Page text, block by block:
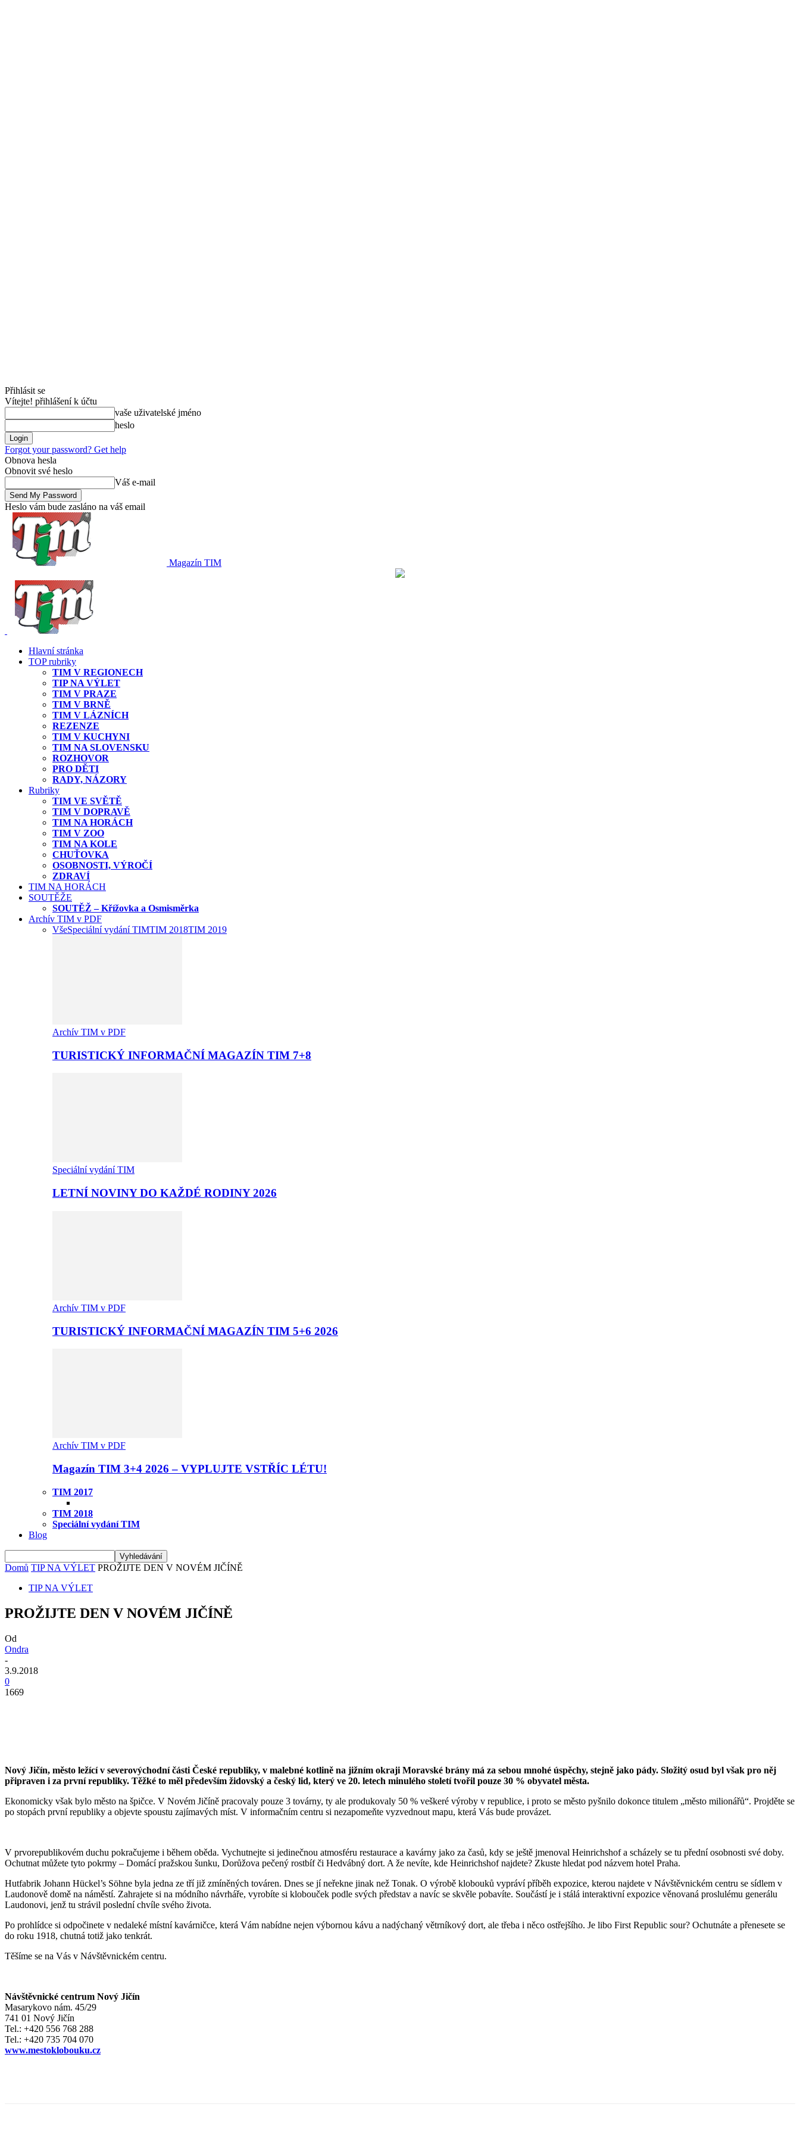
Přihlásit se
Vítejte! přihlášení k účtu
vaše uživatelské jméno
heslo
Forgot your password? Get help
Obnova hesla
Obnovit své heslo
Váš e-mail
Heslo vám bude zasláno na váš email
Magazín TIM
Hlavní stránka
TOP rubriky
TIM V REGIONECH
TIP NA VÝLET
TIM V PRAZE
TIM V BRNĚ
TIM V LÁZNÍCH
REZENZE
TIM V KUCHYNI
TIM NA SLOVENSKU
ROZHOVOR
PRO DĚTI
RADY, NÁZORY
Rubriky
TIM VE SVĚTĚ
TIM V DOPRAVĚ
TIM NA HORÁCH
TIM V ZOO
TIM NA KOLE
CHUŤOVKA
OSOBNOSTI, VÝROČÍ
ZDRAVÍ
TIM NA HORÁCH
SOUTĚŽE
SOUTĚŽ – Křížovka a Osmisměrka
Archív TIM v PDF
VšeSpeciální vydání TIMTIM 2018TIM 2019
Archív TIM v PDF
TURISTICKÝ INFORMAČNÍ MAGAZÍN TIM 7+8
Speciální vydání TIM
LETNÍ NOVINY DO KAŽDÉ RODINY 2026
Archív TIM v PDF
TURISTICKÝ INFORMAČNÍ MAGAZÍN TIM 5+6 2026
Archív TIM v PDF
Magazín TIM 3+4 2026 – VYPLUJTE VSTŘÍC LÉTU!
TIM 2017
TIM 2018
Speciální vydání TIM
Blog
Domů TIP NA VÝLET PROŽIJTE DEN V NOVÉM JIČÍNĚ
TIP NA VÝLET
PROŽIJTE DEN V NOVÉM JIČÍNĚ
Od
Ondra
-
3.9.2018
0
1669
Nový Jičín, město ležící v severovýchodní části České republiky, v malebné kotlině na jižním okraji Moravské brány má za sebou mnohé úspěchy, stejně jako pády. Složitý osud byl však pro něj
připraven i za první republiky. Těžké to měl především židovský a český lid, který ve 20. letech minulého století tvořil pouze 30 % obyvatel města.
Ekonomicky však bylo město na špičce. V Novém Jičíně pracovaly pouze 3 továrny, ty ale produkovaly 50 % veškeré výroby v republice, i proto se město pyšnilo dokonce titulem „město milionářů“. Projděte se
po stopách první republiky a objevte spoustu zajímavých míst. V informačním centru si nezapomeňte vyzvednout mapu, která Vás bude provázet.
V prvorepublikovém duchu pokračujeme i během oběda. Vychutnejte si jedinečnou atmosféru restaurace a kavárny jako za časů, kdy se ještě jmenoval Heinrichshof a scházely se tu přední osobnosti své doby.
Ochutnat můžete tyto pokrmy – Domácí pražskou šunku, Dorůžova pečený rostbíf či Hedvábný dort. A že nevíte, kde Heinrichshof najdete? Zkuste hledat pod názvem hotel Praha.
Hutfabrik Johann Hückel’s Söhne byla jedna ze tří již zmíněných továren. Dnes se jí neřekne jinak než Tonak. O výrobě klobouků vypráví příběh expozice, kterou najdete v Návštěvnickém centru se sídlem v
Laudonově domě na náměstí. Zahrajete si na módního návrháře, vyrobíte si klobouček podle svých představ a navíc se skvěle pobavíte. Součástí je i stálá interaktivní expozice věnovaná proslulému generálu
Laudonovi, jenž tu strávil poslední chvíle svého života.
Po prohlídce si odpočinete v nedaleké místní kavárničce, která Vám nabídne nejen výbornou kávu a nadýchaný větrníkový dort, ale třeba i něco ostřejšího. Je libo First Republic sour? Ochutnáte a přenesete se
do roku 1918, chutná totiž jako tenkrát.
Těšíme se na Vás v Návštěvnickém centru.
Návštěvnické centrum Nový Jičín
Masarykovo nám. 45/29
741 01 Nový Jičín
Tel.: +420 556 768 288
Tel.: +420 735 704 070
www.mestoklobouku.cz